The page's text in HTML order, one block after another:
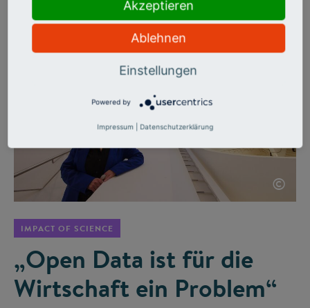
Impfstoffentwicklung.
©
IMPACT OF SCIENCE
„Open Data ist für die
Wirtschaft ein Problem“
Akzeptieren
Ablehnen
Einstellungen
Powered by
Impressum Datenschutzerklärung